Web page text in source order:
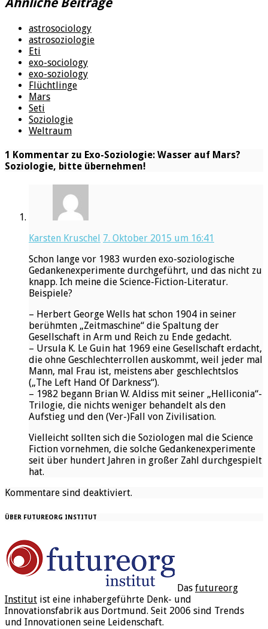
astrosociology
astrosoziologie
Eti
exo-sociology
exo-soziology
Flüchtlinge
Mars
Seti
Soziologie
Weltraum
1 Kommentar zu Exo-Soziologie: Wasser auf Mars?
Soziologie, bitte übernehmen!
Karsten Kruschel 7. Oktober 2015 um 16:41
Schon lange vor 1983 wurden exo-soziologische
Gedankenexperimente durchgeführt, und das nicht zu
knapp. Ich meine die Science-Fiction-Literatur.
Beispiele?
– Herbert George Wells hat schon 1904 in seiner
berühmten „Zeitmaschine“ die Spaltung der
Gesellschaft in Arm und Reich zu Ende gedacht.
– Ursula K. Le Guin hat 1969 eine Gesellschaft erdacht,
die ohne Geschlechterrollen auskommt, weil jeder mal
Mann, mal Frau ist, meistens aber geschlechtslos
(„The Left Hand Of Darkness“).
– 1982 begann Brian W. Aldiss mit seiner „Helliconia“-
Trilogie, die nichts weniger behandelt als den
Aufstieg und den (Ver-)Fall von Zivilisation.
Vielleicht sollten sich die Soziologen mal die Science
Fiction vornehmen, die solche Gedankenexperimente
seit über hundert Jahren in großer Zahl durchgespielt
hat.
Kommentare sind deaktiviert.
ÜBER FUTUREORG INSTITUT
Das futureorg
Institut ist eine inhabergeführte Denk- und
Innovationsfabrik aus Dortmund. Seit 2006 sind Trends
und Innovationen seine Leidenschaft.